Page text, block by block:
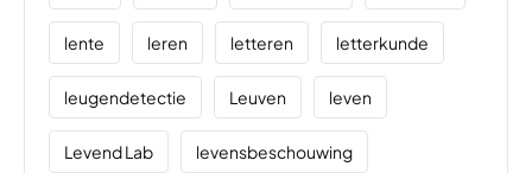
lente leren letteren letterkunde
leugendetectie Leuven leven
Levend Lab levensbeschouwing